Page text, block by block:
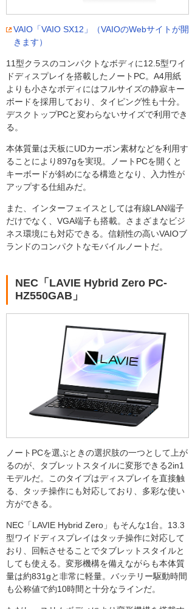
VAIO「VAIO SX12」（VAIOのWebサイトが開
きます）
11型クラスのコンパクトなボディに12.5型ワイ
ドディスプレイを搭載したノートPC。A4用紙
よりも小さなボディにはフルサイズの静寂キー
ボードを採用しており、タイピング性も十分。
デスクトップPCと変わらないサイズで利用でき
る。
本体質量は天板にUDカーボン素材などを利用す
ることにより897gを実現。ノートPCを開くと
キーボードが斜めになる構造となり、入力性が
アップする仕組みだ。
また、インターフェイスとしては有線LAN端子
だけでなく、VGA端子も搭載。さまざまなビジ
ネス環境にも対応できる。信頼性の高いVAIOブ
ランドのコンパクトなモバイルノートだ。
NEC「LAVIE Hybrid Zero PC-
HZ550GAB」
ノートPCを選ぶときの選択肢の一つとして上が
るのが、タブレットスタイルに変形できる2in1
モデルだ。このタイプはディスプレイを直接触
る、タッチ操作にも対応しており、多彩な使い
方ができる。
NEC「LAVIE Hybrid Zero」もそんな1台。13.3
型ワイドディスプレイはタッチ操作に対応して
おり、回転させることでタブレットスタイルと
しても使える。変形機構を備えながらも本体質
量は約831gと非常に軽量。バッテリー駆動時間
も公称値で約10時間と十分なラインだ。